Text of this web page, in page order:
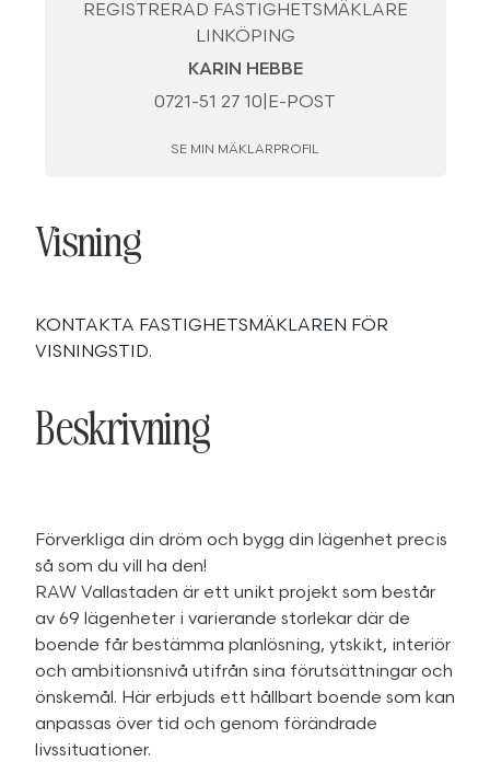
REGISTRERAD FASTIGHETSMÄKLARE
LINKÖPING
KARIN HEBBE
0721-51 27 10 E-POST
SE MIN MÄKLARPROFIL
Visning
KONTAKTA FASTIGHETSMÄKLAREN FÖR
VISNINGSTID.
Beskrivning
Förverkliga din dröm och bygg din lägenhet precis
så som du vill ha den!
RAW Vallastaden är ett unikt projekt som består
av 69 lägenheter i varierande storlekar där de
boende får bestämma planlösning, ytskikt, interiör
och ambitionsnivå utifrån sina förutsättningar och
önskemål. Här erbjuds ett hållbart boende som kan
anpassas över tid och genom förändrade
livssituationer.